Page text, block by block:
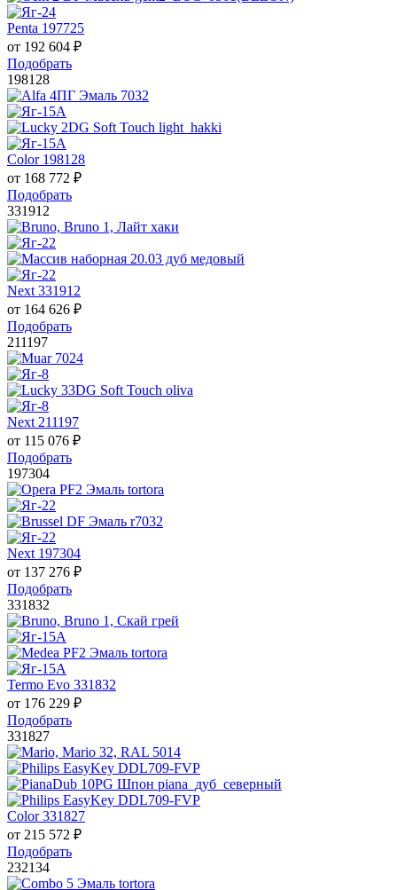
Penta 197725
от 192 604 ₽
Подобрать
198128
Color 198128
от 168 772 ₽
Подобрать
331912
Next 331912
от 164 626 ₽
Подобрать
211197
Next 211197
от 115 076 ₽
Подобрать
197304
Next 197304
от 137 276 ₽
Подобрать
331832
Termo Evo 331832
от 176 229 ₽
Подобрать
331827
Color 331827
от 215 572 ₽
Подобрать
232134